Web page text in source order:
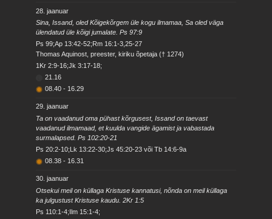
28. jaanuar
Sina, Issand, oled Kõigekõrgem üle kogu ilmamaa, Sa oled väga
ülendatud üle kõigi jumalate. Ps 97:9
Ps 99;Ap 13:42-52;Rm 16:1-3,25-27
Thomas Aquinost, preester, kiriku õpetaja († 1274)
1Kr 2:9-16;Jk 3:17-18;
21.16
08.40 - 16.29
29. jaanuar
Ta on vaadanud oma pühast kõrgusest, Issand on taevast
vaadanud ilmamaad, et kuulda vangide ägamist ja vabastada
surmalapsed. Ps 102:20-21
Ps 20:2-10;Lk 13:22-30;Js 45:20-23 või Tb 14:6-9a
08.38 - 16.31
30. jaanuar
Otsekui meil on küllaga Kristuse kannatusi, nõnda on meil küllaga
ka julgustust Kristuse kaudu. 2Kr 1:5
Ps 110:1-4;Ilm 15:1-4;